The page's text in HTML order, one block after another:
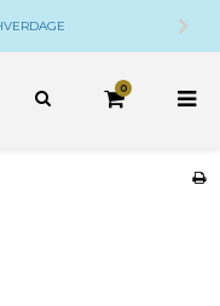
BELIGGENDE PÅ DJURSLAND
0